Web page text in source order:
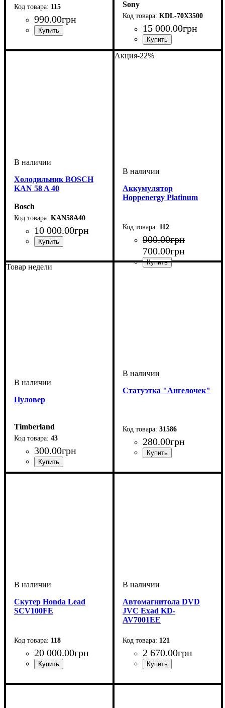
115
990.00грн
Sony
KDL-70X3500
15 000.00грн
Холодильник BOSCH
KAN 58 A 40
Bosch
KAN58A40
10 000.00грн
Акция-22%
Аккумулятор
Hoppenergy Platinum
112
900.00грн
700.00грн
Товар недели
Пуловер
Timberland
43
300.00грн
Тип: пуловер
Статуэтка "Ангелочек"
31586
280.00грн
фарфоровые
Скутер Honda Lead
SCV100FE
118
20 000.00грн
Автомагнитола DVD
JVC Exad KD-
AV7001EE
121
2 670.00грн